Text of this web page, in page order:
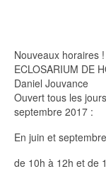
Nouveaux horaires
ECLOSARIUM DE
Daniel Jouvance
Ouvert tous les
septembre 2017 :
En juin et
de 10h à 12h et de